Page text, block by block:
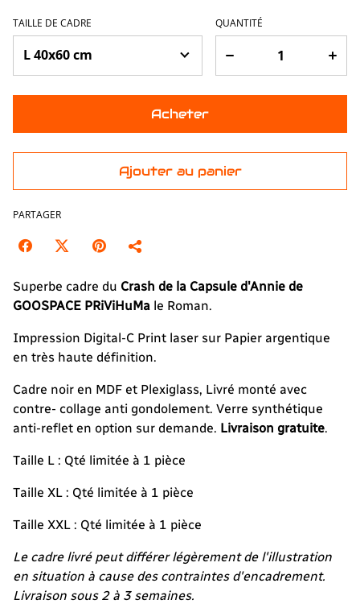
TAILLE DE CADRE QUANTITÉ
Acheter
Ajouter au panier
PARTAGER
Superbe cadre du Crash de la Capsule d'Annie de
GOOSPACE PRiViHuMa le Roman.
Impression Digital-C Print laser sur Papier argentique
en très haute définition.
Cadre noir en MDF et Plexiglass, Livré monté avec
contre- collage anti gondolement. Verre synthétique
anti-reflet en option sur demande. Livraison gratuite.
Taille L : Qté limitée à 1 pièce
Taille XL : Qté limitée à 1 pièce
Taille XXL : Qté limitée à 1 pièce
Le cadre livré peut différer légèrement de l'illustration
en situation à cause des contraintes d'encadrement.
Livraison sous 2 à 3 semaines.